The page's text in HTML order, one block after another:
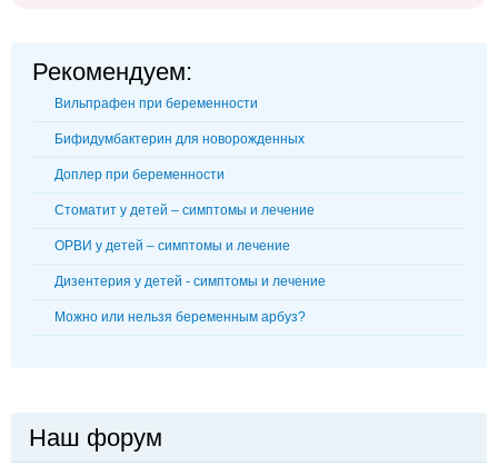
Рекомендуем:
Вильпрафен при беременности
Бифидумбактерин для новорожденных
Доплер при беременности
Стоматит у детей – симптомы и лечение
ОРВИ у детей – симптомы и лечение
Дизентерия у детей - симптомы и лечение
Можно или нельзя беременным арбуз?
Наш форум